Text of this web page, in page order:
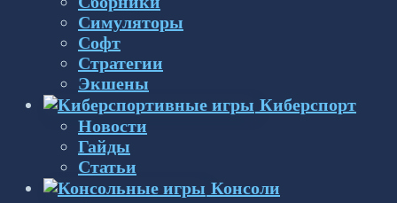
Симуляторы
Софт
Стратегии
Экшены
Киберспорт
Новости
Гайды
Статьи
Консоли